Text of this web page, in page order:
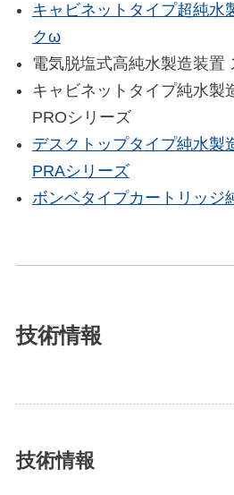
キャビネットタイプ超純水
クω
電気脱塩式高純水製造装置
キャビネットタイプ純水製
PROシリーズ
デスクトップタイプ純水製
PRAシリーズ
ボンベタイプカートリッジ
技術情報
技術情報